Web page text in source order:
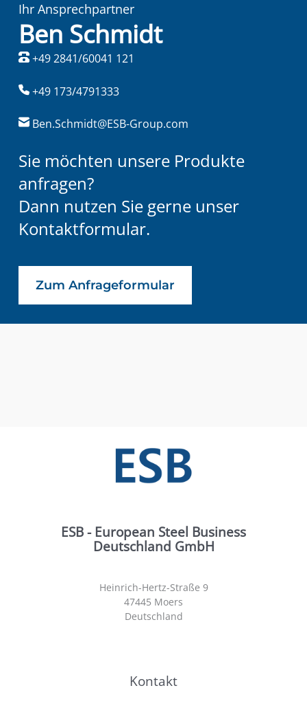
Ihr Ansprechpartner
Ben Schmidt
+49 2841/60041 121
+49 173/4791333
Ben.Schmidt@ESB-Group.com
Sie möchten unsere Produkte
anfragen?
Dann nutzen Sie gerne unser
Kontaktformular.
Zum Anfrageformular
ESB - European Steel Business
Deutschland GmbH
Heinrich-Hertz-Straße 9
47445 Moers
Deutschland
Kontakt